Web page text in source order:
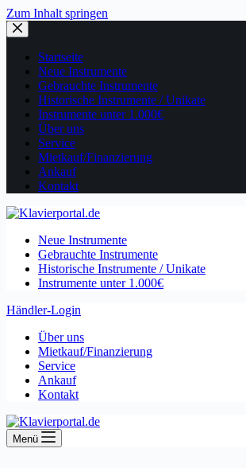
Zum Inhalt springen
Startseite
Neue Instrumente
Gebrauchte Instrumente
Historische Instrumente / Unikate
Instrumente unter 1.000€
Über uns
Service
Mietkauf/Finanzierung
Ankauf
Kontakt
Neue Instrumente
Gebrauchte Instrumente
Historische Instrumente / Unikate
Instrumente unter 1.000€
Händler-Login
Über uns
Mietkauf/Finanzierung
Service
Ankauf
Kontakt
Menü